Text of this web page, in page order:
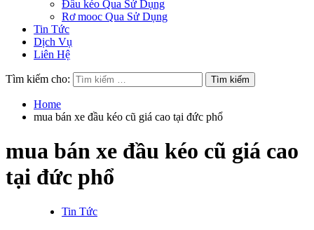
Đầu kéo Qua Sử Dụng
Rơ mooc Qua Sử Dụng
Tin Tức
Dịch Vụ
Liên Hệ
Tìm kiếm cho:
Home
mua bán xe đầu kéo cũ giá cao tại đức phổ
mua bán xe đầu kéo cũ giá cao
tại đức phổ
Tin Tức